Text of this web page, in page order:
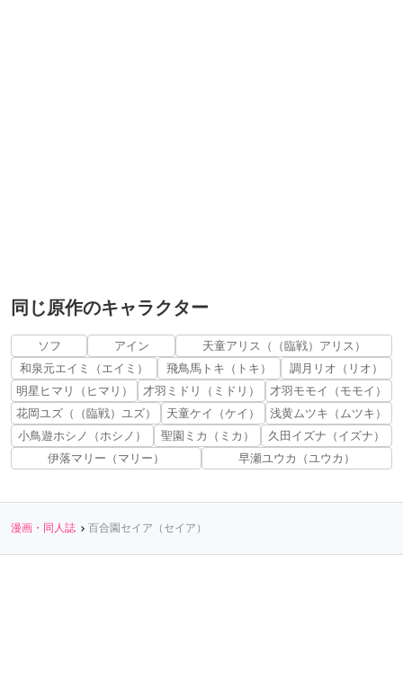
同じ原作のキャラクター
ソフ アイン
天童アリス（（臨戦）アリス）
和泉元エイミ（エイミ）
飛鳥馬トキ（トキ）
調月リオ（リオ）
明星ヒマリ（ヒマリ）
才羽ミドリ（ミドリ）
才羽モモイ（モモイ）
花岡ユズ（（臨戦）ユズ）
天童ケイ（ケイ）
浅黄ムツキ（ムツキ）
小鳥遊ホシノ（ホシノ）
聖園ミカ（ミカ）
久田イズナ（イズナ）
伊落マリー（マリー）
早瀬ユウカ（ユウカ）
漫画・同人誌 百合園セイア（セイア）